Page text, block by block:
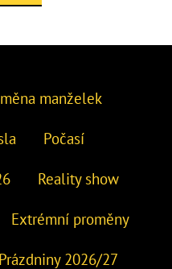
manželek
Počasí
Reality show
Extrémní proměny
Prázdniny 2026/27